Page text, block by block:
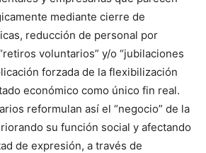
mediante cierre de
reducción de personal por
voluntarios” y/o “jubilaciones
forzada de la flexibilización
económico como único fin real.
reformulan así el “negocio” de la
su función social y afectando
de expresión, a través de